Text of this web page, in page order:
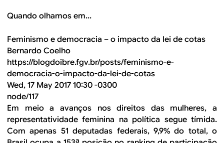
Quando olhamos em...
Feminismo e democracia – o impacto da lei de cotas
Bernardo Coelho
https://blogdoibre.fgv.br/posts/feminismo-e-
democracia-o-impacto-da-lei-de-cotas
Wed, 17 May 2017 10:30 -0300
node/117
Em meio a avanços nos direitos das mulheres, a
representatividade feminina na política segue tímida.
Com apenas 51 deputadas federais, 9,9% do total, o